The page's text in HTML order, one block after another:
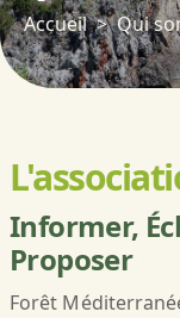
Accueil Qui
Informer,
Proposer
Forêt